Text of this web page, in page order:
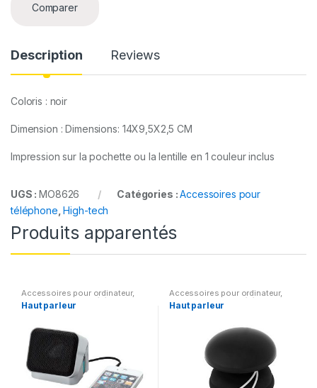
Comparer
Description Reviews
Coloris : noir
Dimension : Dimensions: 14X9,5X2,5 CM
Impression sur la pochette ou la lentille en 1 couleur inclus
UGS :MO8626 Catégories :Accessoires pour
téléphone ,High-tech
Produits apparentés
Accessoires pour ordinateur,
Accessoires pour téléphone
Haut parleur
Accessoires pour ordinateur,
Accessoires pour téléphone
Haut parleur